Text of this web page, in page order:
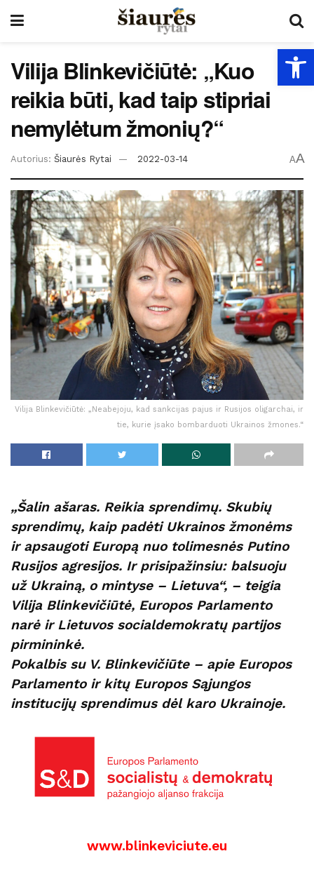
Vilija Blinkevičiūtė: „Kuo
reikia būti, kad taip stipriai
nemylėtum žmonių?“
Autorius: Šiaurės Rytai 2022-03-14 AA
Vilija Blinkevičiūtė: „Neabejoju, kad sankcijas pajus ir Rusijos oligarchai, ir
tie, kurie įsako bombarduoti Ukrainos žmones.“
„Šalin ašaras. Reikia sprendimų. Skubių
sprendimų, kaip padėti Ukrainos žmonėms
ir apsaugoti Europą nuo tolimesnės Putino
Rusijos agresijos. Ir prisipažinsiu: balsuoju
už Ukrainą, o mintyse – Lietuva“, – teigia
Vilija Blinkevičiūtė, Europos Parlamento
narė ir Lietuvos socialdemokratų partijos
pirmininkė.
Pokalbis su V. Blinkevičiūte – apie Europos
Parlamento ir kitų Europos Sąjungos
institucijų sprendimus dėl karo Ukrainoje.
www.blinkeviciute.eu